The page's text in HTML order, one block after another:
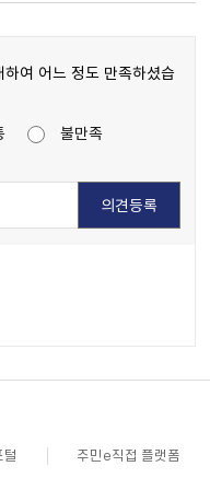
여 어느 정도 만족하셨습
불만족
털
주민e직접 플랫폼